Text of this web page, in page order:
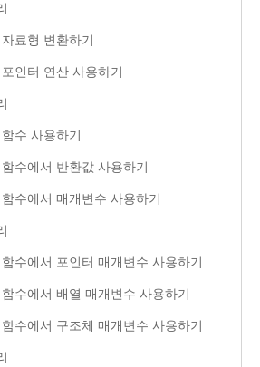
료형 변환하기
인터 연산 사용하기
수 사용하기
수에서 반환값 사용하기
수에서 매개변수 사용하기
수에서 포인터 매개변수 사용하기
수에서 배열 매개변수 사용하기
수에서 구조체 매개변수 사용하기